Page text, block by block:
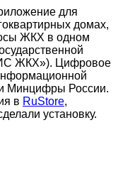
для
домах,
ЖКХ в одном
ЖКХ»). Цифровое
Минцифры России.
в RuStore,
установку.